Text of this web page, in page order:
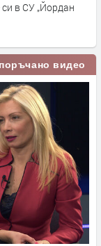
в СУ „Йордан
видео